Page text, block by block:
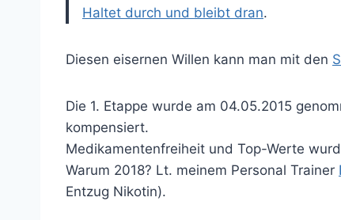
Haltet durch und bleibt dran.
Diesen eisernen Willen kann man mit den
Die 1. Etappe wurde am 04.05.2015
kompensiert.
Medikamentenfreiheit und Top-Werte
Warum 2018? Lt. meinem Personal Trainer
Entzug Nikotin).